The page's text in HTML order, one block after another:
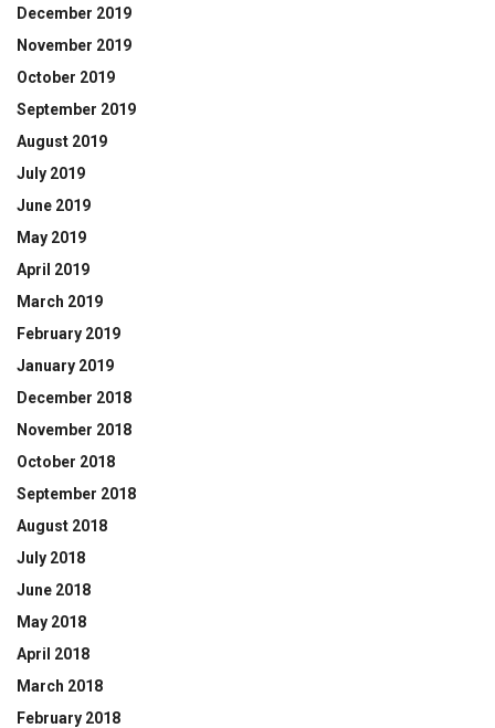
December 2019
November 2019
October 2019
September 2019
August 2019
July 2019
June 2019
May 2019
April 2019
March 2019
February 2019
January 2019
December 2018
November 2018
October 2018
September 2018
August 2018
July 2018
June 2018
May 2018
April 2018
March 2018
February 2018